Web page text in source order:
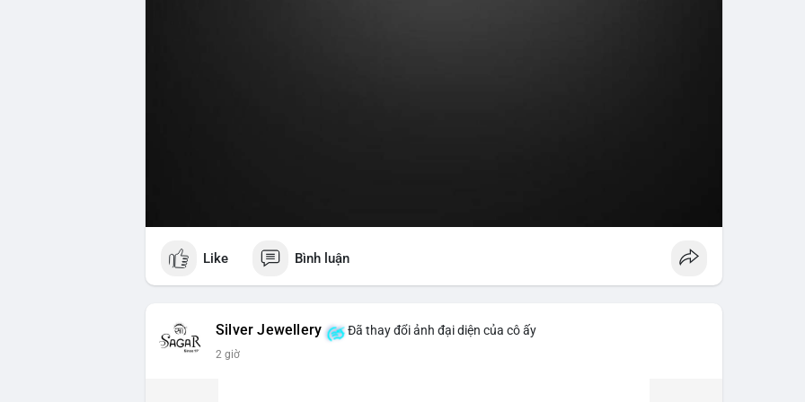
Like Bình luận
Silver Jewellery Đã thay đổi ảnh đại diện của cô ấy
2 giờ